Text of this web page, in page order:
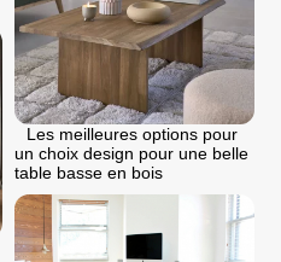
Les meilleures options pour
un choix design pour une belle
table basse en bois